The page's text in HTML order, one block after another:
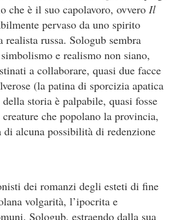
che è il suo capolavoro, ovvero Il
pervaso da uno spirito
realista russa. Sologub sembra
e realismo non siano,
a collaborare, quasi due facce
(la patina di sporcizia apatica
storia è palpabile, quasi fosse
che popolano la provincia,
alcuna possibilità di redenzione
dei romanzi degli esteti di fine
volgarità, l’ipocrita e
Sologub, estraendo dalla sua